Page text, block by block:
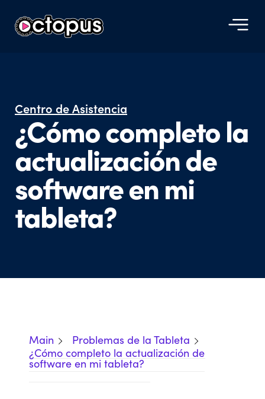
Centro de Asistencia​
¿Cómo completo la
actualización de
software en mi
tableta?
Main
Problemas de la Tableta
¿Cómo completo la actualización de
software en mi tableta?